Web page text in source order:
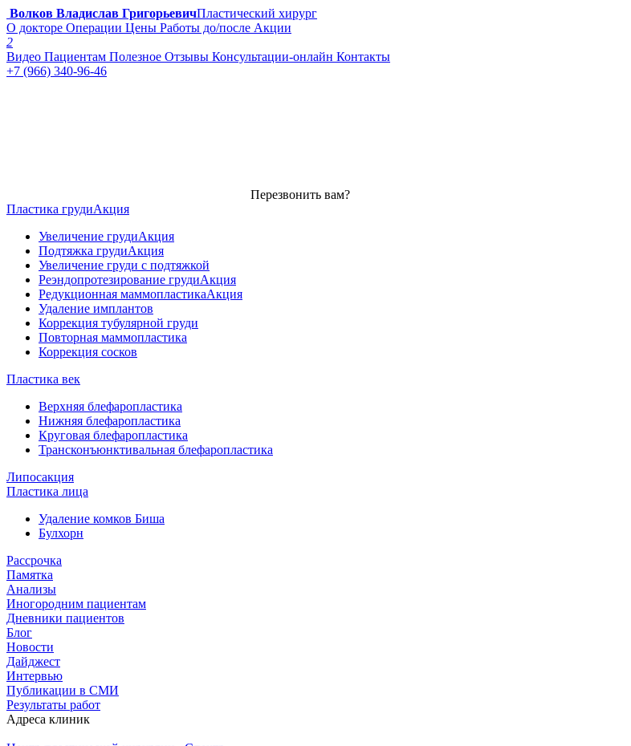
Волков Владислав ГригорьевичПластический хирург
О докторе Операции Цены Работы до/после Акции
2
Видео Пациентам Полезное Отзывы Консультации-онлайн Контакты
+7 (966) 340-96-46
Перезвонить вам?
Пластика грудиАкция
Увеличение грудиАкция
Подтяжка грудиАкция
Увеличение груди с подтяжкой
Реэндопротезирование грудиАкция
Редукционная маммопластикаАкция
Удаление имплантов
Коррекция тубулярной груди
Повторная маммопластика
Коррекция сосков
Пластика век
Верхняя блефаропластика
Нижняя блефаропластика
Круговая блефаропластика
Трансконъюнктивальная блефаропластика
Липосакция
Пластика лица
Удаление комков Биша
Булхорн
Рассрочка
Памятка
Анализы
Иногородним пациентам
Дневники пациентов
Блог
Новости
Дайджест
Интервью
Публикации в СМИ
Результаты работ
Адреса клиник